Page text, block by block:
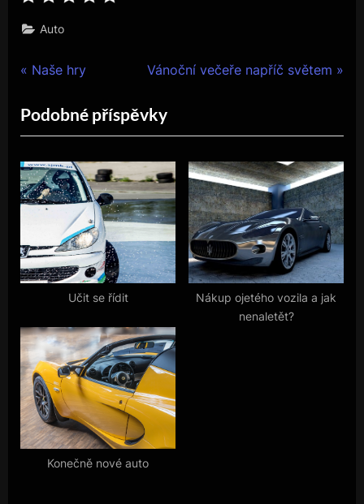
Auto
Navigace
pro
příspěvek
P
e
v
i
o
u
P
o
:
Naše hry
N
x
t
P
o
s
t
:
Vánoční večeře napříč světem
Podobné příspěvky
Učit se řídit
Nákup ojetého vozila a jak
nenaletět?
Konečně nové auto